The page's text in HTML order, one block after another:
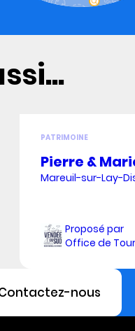
PATRIMOINE
Pierre &
Mareuil-sur-Lay-
Proposé par
Office de
nous